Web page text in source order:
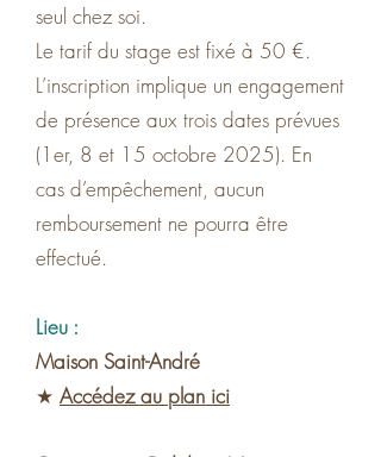
seul chez soi.
Le tarif du stage est fixé à 50 €.
L’inscription implique un engagement
de présence aux trois dates prévues
(1er, 8 et 15 octobre 2025). En
cas d’empêchement, aucun
remboursement ne pourra être
effectué.
Lieu :
Maison Saint-André
★ Accédez au plan ici